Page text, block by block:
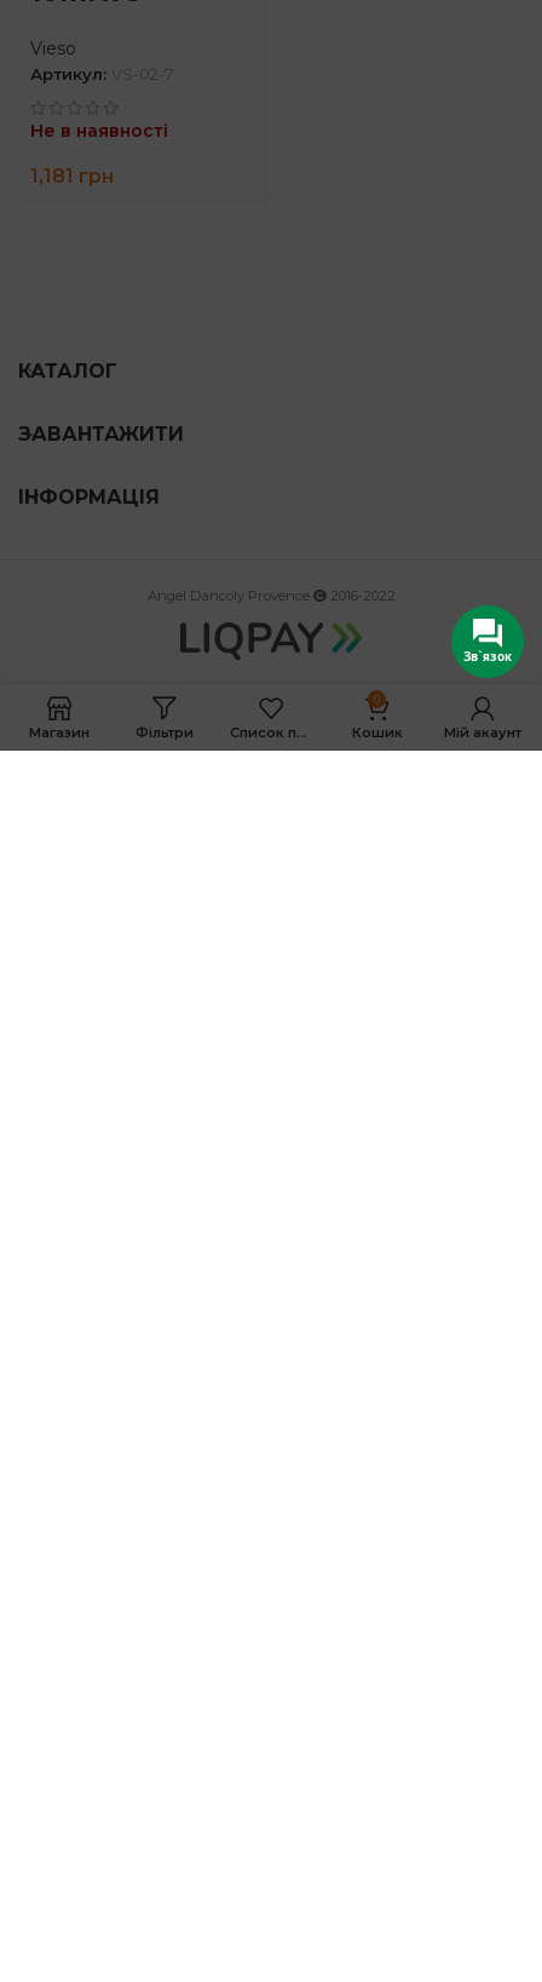
Vieso
Артикул: VS-02-7
Не в наявності
1,181 грн
КАТАЛОГ
ЗАВАНТАЖИТИ
ІНФОРМАЦІЯ
Angel Dancoly Provence 2016-2022
Магазин Фільтри Список побажань
0
Кошик Мій акаунт
Зв`язок